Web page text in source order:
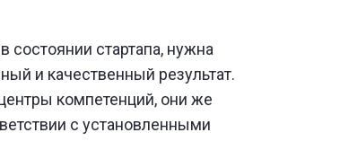
состоянии стартапа, нужна
и качественный результат.
компетенций, они же
с установленными